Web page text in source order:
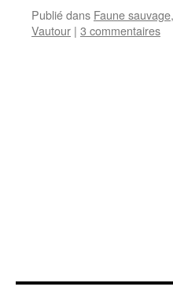
Publié dans Faune sauvage,
Vautour | 3 commentaires